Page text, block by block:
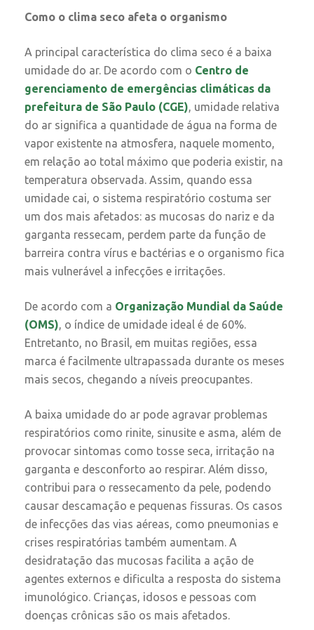
Como o clima seco afeta o organismo
A principal característica do clima seco é a baixa
umidade do ar. De acordo com o Centro de
gerenciamento de emergências climáticas da
prefeitura de São Paulo (CGE), umidade relativa
do ar significa a quantidade de água na forma de
vapor existente na atmosfera, naquele momento,
em relação ao total máximo que poderia existir, na
temperatura observada. Assim, quando essa
umidade cai, o sistema respiratório costuma ser
um dos mais afetados: as mucosas do nariz e da
garganta ressecam, perdem parte da função de
barreira contra vírus e bactérias e o organismo fica
mais vulnerável a infecções e irritações.
De acordo com a Organização Mundial da Saúde
(OMS), o índice de umidade ideal é de 60%.
Entretanto, no Brasil, em muitas regiões, essa
marca é facilmente ultrapassada durante os meses
mais secos, chegando a níveis preocupantes.
A baixa umidade do ar pode agravar problemas
respiratórios como rinite, sinusite e asma, além de
provocar sintomas como tosse seca, irritação na
garganta e desconforto ao respirar. Além disso,
contribui para o ressecamento da pele, podendo
causar descamação e pequenas fissuras. Os casos
de infecções das vias aéreas, como pneumonias e
crises respiratórias também aumentam. A
desidratação das mucosas facilita a ação de
agentes externos e dificulta a resposta do sistema
imunológico. Crianças, idosos e pessoas com
doenças crônicas são os mais afetados.